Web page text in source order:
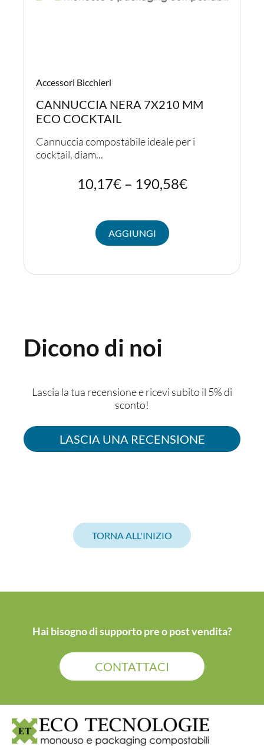
Accessori Bicchieri
CANNUCCIA NERA 7X210 MM
ECO COCKTAIL
Cannuccia compostabile ideale per i
cocktail, diam...
10,17€– 190,58€
AGGIUNGI
Dicono di noi
Lascia la tua recensione e ricevi subito il 5% di
sconto!
LASCIA UNA RECENSIONE
TORNA ALL'INIZIO
Hai bisogno di supporto pre o post vendita?
CONTATTACI